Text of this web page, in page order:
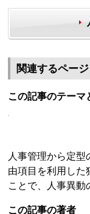
関連するペー
この記事のテーマ
人事管理から定
由項目を利用した
ことで、人事異動
この記事の著者